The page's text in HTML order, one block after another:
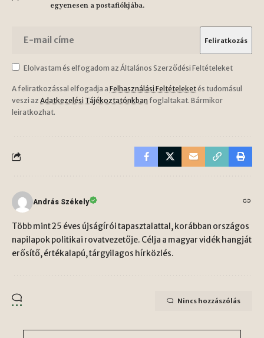
egyenesen a postafiókjába.
Elolvastam és elfogadom az Általános Szerződési Feltételeket
A feliratkozással elfogadja a Felhasználási Feltételeketés tudomásul
veszi az Adatkezelési Tájékoztatónkban foglaltakat. Bármikor
leiratkozhat.
András Székely
Több mint 25 éves újságírói tapasztalattal, korábban országos
napilapok politikai rovatvezetője. Célja a magyar vidék hangját
erősítő, értékalapú, tárgyilagos hírközlés.
Nincs hozzászólás